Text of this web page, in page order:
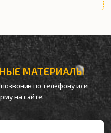
МАТЕРИАЛЫ
по телефонуили
на сайте.